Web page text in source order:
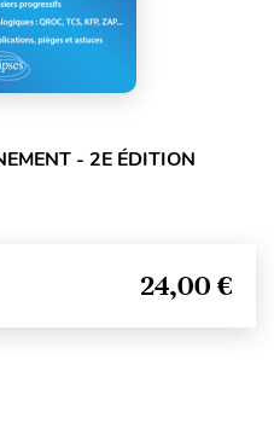
- 2E ÉDITION
24,00 €